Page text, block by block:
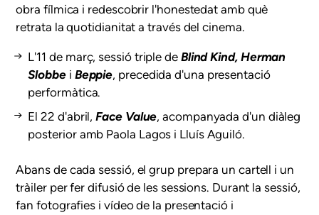
obra fílmica i redescobrir l'honestedat amb què
retrata la quotidianitat a través del cinema.
L'11 de març, sessió triple de Blind Kind, Herman
Slobbe i Beppie, precedida d'una presentació
performàtica.
El 22 d'abril,Face Value, acompanyada d'un diàleg
posterior amb Paola Lagos i Lluís Aguiló.
Abans de cada sessió, el grup prepara un cartell i un
tràiler per fer difusió de les sessions. Durant la sessió,
fan fotografies i vídeo de la presentació i